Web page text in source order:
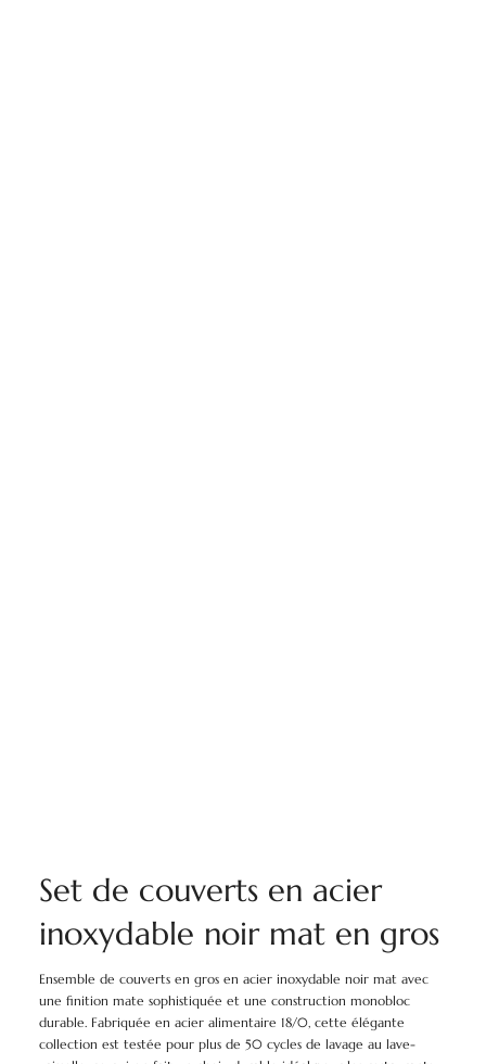
Set de couverts en acier
inoxydable noir mat en gros
Ensemble de couverts en gros en acier inoxydable noir mat avec
une finition mate sophistiquée et une construction monobloc
durable. Fabriquée en acier alimentaire 18/0, cette élégante
collection est testée pour plus de 50 cycles de lavage au lave-